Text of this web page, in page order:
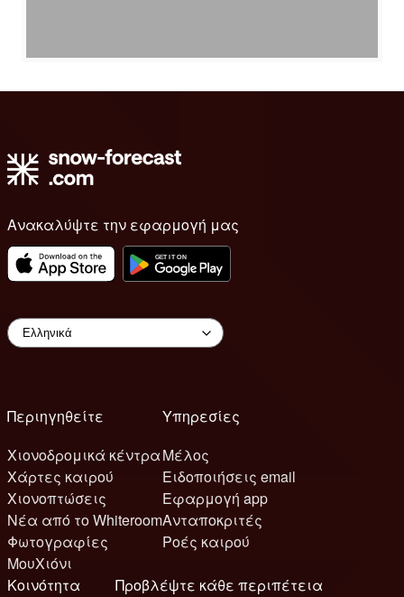
Ανακαλύψτε την εφαρμογή μας
Περιηγηθείτε
Χιονοδρομικά κέντρα
Χάρτες καιρού
Χιονοπτώσεις
Νέα από το Whiteroom
Φωτογραφίες
ΜουΧιόνι
Υπηρεσίες
Μέλος
Ειδοποιήσεις email
Εφαρμογή app
Ανταποκριτές
Ροές καιρού
Κοινότητα
Προβλέψτε κάθε περιπέτεια